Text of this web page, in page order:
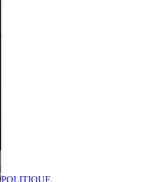
POLITIQUE